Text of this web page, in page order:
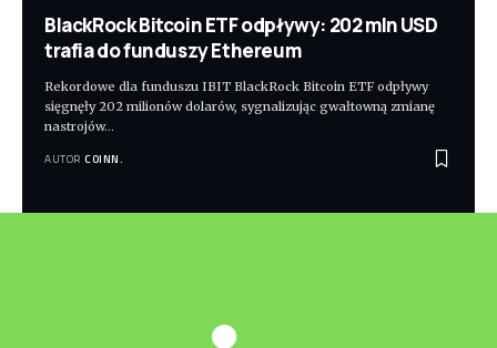
BlackRock Bitcoin ETF odpływy: 202 mln USD
trafia do funduszy Ethereum
Rekordowe dla funduszu IBIT BlackRock Bitcoin ETF odpływy
sięgnęły 202 milionów dolarów, sygnalizując gwałtowną zmianę
nastrojów…
AUTOR COINN.